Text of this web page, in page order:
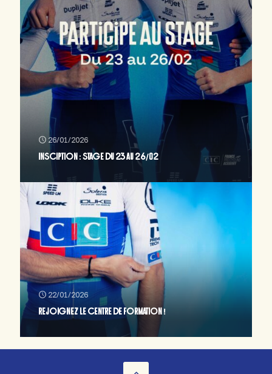
26/01/2026
INSCIPTION : STAGE DU 23 AU 26/02
22/01/2026
REJOIGNEZ LE CENTRE DE FORMATION !